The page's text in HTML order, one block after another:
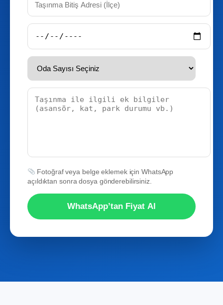
Fotoğraf veya belge eklemek için WhatsApp
açıldıktan sonra dosya gönderebilirsiniz.
WhatsApp’tan Fiyat Al